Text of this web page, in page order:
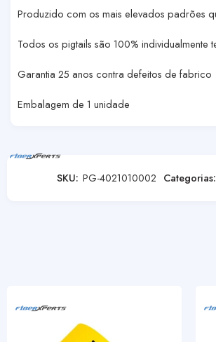
Produzido com os mais elevados padrões
Todos os pigtails são 100% individualmente
Garantia 25 anos contra defeitos de fabrico
Embalagem de 1 unidade
SKU: PG-4021010002 Categorias: